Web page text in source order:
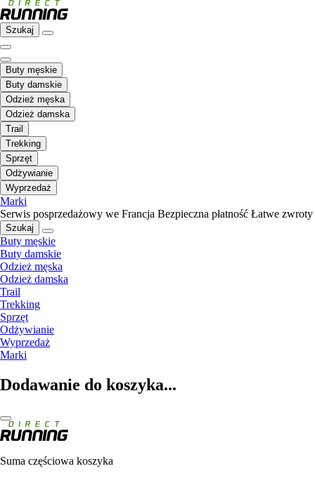
Szukaj
Buty męskie
Buty damskie
Odzież męska
Odzież damska
Trail
Trekking
Sprzęt
Odżywianie
Wyprzedaż
Marki
Serwis posprzedażowy we Francja Bezpieczna płatność Łatwe zwroty
Szukaj
Buty męskie
Buty damskie
Odzież męska
Odzież damska
Trail
Trekking
Sprzęt
Odżywianie
Wyprzedaż
Marki
Dodawanie do koszyka...
Suma częściowa koszyka